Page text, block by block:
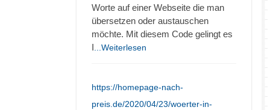
Worte auf einer Webseite die man
übersetzen oder austauschen
möchte. Mit diesem Code gelingt es
I ...Weiterlesen
https://homepage-nach-
preis.de/2020/04/23/woerter-in-